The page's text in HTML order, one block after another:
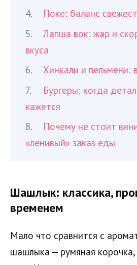
Поке: баланс
Лапша вок: жар и
вкуса
Хинкали и пельмени:
Бургеры: когда
кажется
Почему не стоит
«ленивый» заказ еды
Шашлык: классика,
временем
Мало что сравнится с
шашлыка — румяная